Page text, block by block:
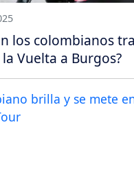
los colombianos
Vuelta a Burgos?